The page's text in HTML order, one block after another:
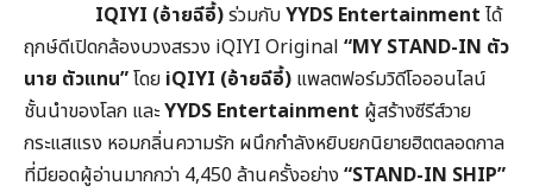
IQIYI (อ้ายฉีอี้)ร่วมกับYYDS Entertainment ได้
ฤกษ์ดีเปิดกล้องบวงสรวง iQIYI Original “MY STAND-IN ตัว
นาย ตัวแทน”โดย iQIYI (อ้ายฉีอี้) แพลตฟอร์มวิดีโอออนไลน์
ชั้นนำของโลก และYYDS Entertainment ผู้สร้างซีรีส์วาย
กระแสแรง หอมกลิ่นความรัก ผนึกกำลังหยิบยกนิยายฮิตตลอดกาล
ที่มียอดผู้อ่านมากกว่า 4,450 ล้านครั้งอย่าง “STAND-IN SHIP”